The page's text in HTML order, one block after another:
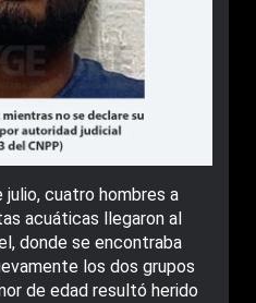
cuatro hombres a
acuáticas llegaron al
donde se encontraba
los dos grupos
de edad resultó herido